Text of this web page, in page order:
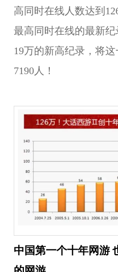
高同时在线人数达到
最高同时在线的最新纪
19万的新高纪录，将这
7190人 ！
中国第一个十年网游